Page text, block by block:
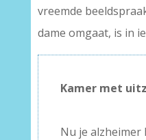
vreemde
dame omgaat, is in
Kamer met
Nu je alzheimer